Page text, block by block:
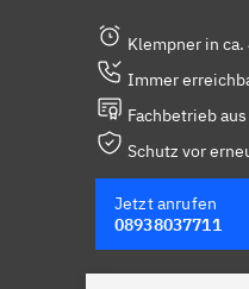
Klempner in
Immer
Fachbetrieb
Schutz vor
Jetzt anrufen
08938037711